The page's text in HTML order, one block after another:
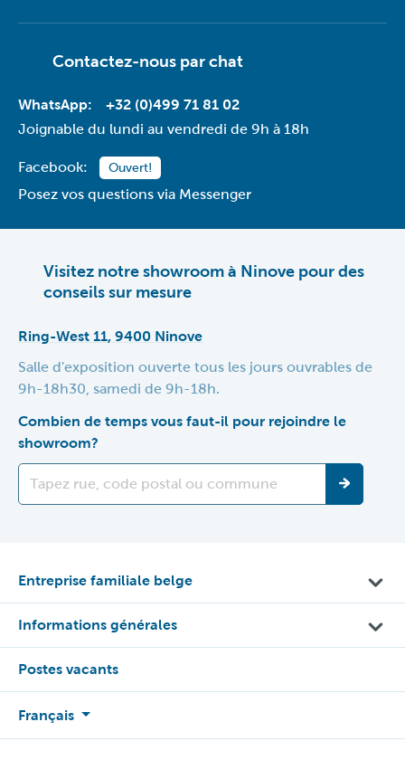
Contactez-nous par chat
WhatsApp:
+32 (0)499 71 81 02
Joignable du lundi au vendredi de 9h à 18h
Facebook: Ouvert!
Posez vos questions via Messenger
Visitez notre showroom à Ninove pour des
conseils sur mesure
Ring-West 11, 9400 Ninove
Salle d'exposition ouverte tous les jours ouvrables de
9h-18h30, samedi de 9h-18h.
Combien de temps vous faut-il pour rejoindre le
showroom?
Entreprise familiale belge
Informations générales
Postes vacants
Français